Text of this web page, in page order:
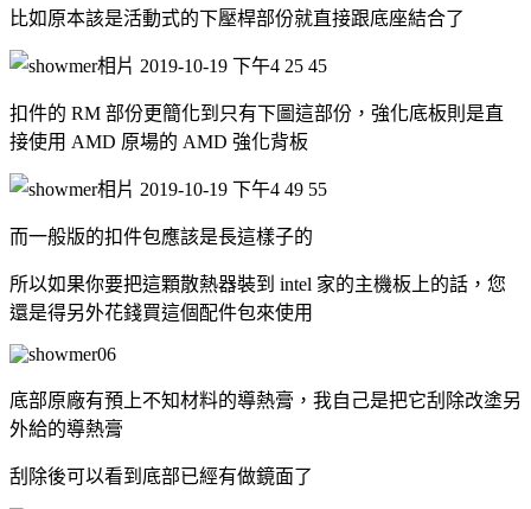
比如原本該是活動式的下壓桿部份就直接跟底座結合了
扣件的 RM 部份更簡化到只有下圖這部份，強化底板則是直
接使用 AMD 原場的 AMD 強化背板
而一般版的扣件包應該是長這樣子的
所以如果你要把這顆散熱器裝到 intel 家的主機板上的話，您
還是得另外花錢買這個配件包來使用
底部原廠有預上不知材料的導熱膏，我自己是把它刮除改塗另
外給的導熱膏
刮除後可以看到底部已經有做鏡面了